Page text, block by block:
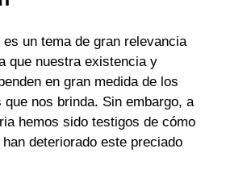
un tema de gran relevancia
que nuestra existencia y
en gran medida de los
nos brinda. Sin embargo, a
hemos sido testigos de cómo
deteriorado este preciado